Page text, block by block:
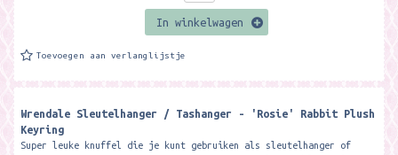
In winkelwagen
Toevoegen aan verlanglijstje
Wrendale Sleutelhanger / Tashanger - 'Rosie' Rabbit Plush
Keyring
Super leuke knuffel die je kunt gebruiken als sleutelhanger of